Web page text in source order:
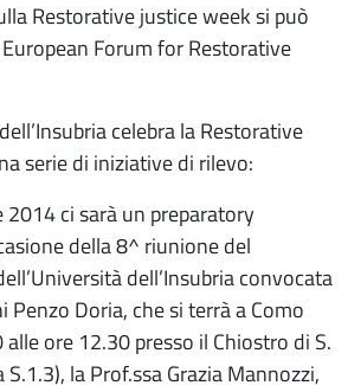
Restorative justice week si può
Forum for Restorative
celebra la Restorative
serie di iniziative di rilevo:
2014 ci sarà un preparatory
della 8^ riunione del
dell’Insubria convocata
Penzo Doria, che si terrà a Como
ore 12.30 presso il Chiostro di S.
la Prof.ssa Grazia Mannozzi,